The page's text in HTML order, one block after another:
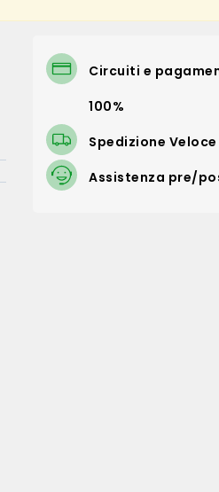
Circuiti e
100%
Spedizione Veloce
Assistenza pre/